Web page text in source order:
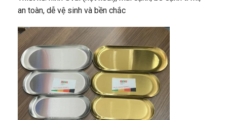
an toàn, dễ vệ sinh và bền chắc